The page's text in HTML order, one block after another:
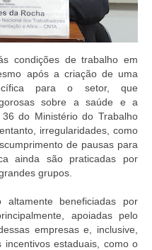
condições de trabalho em
após a criação de uma
para o setor, que
sobre a saúde e a
do Ministério do Trabalho
irregularidades, como
de pausas para
ainda são praticadas por
grupos.
beneficiadas por
apoiadas pelo
empresas e, inclusive,
estaduais, como o